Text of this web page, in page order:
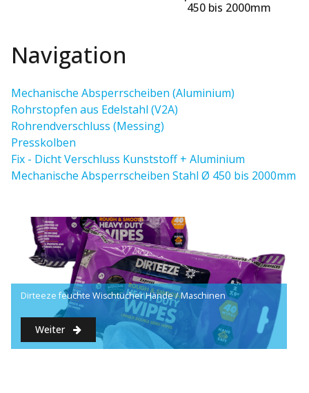
Navigation
Mechanische Absperrscheiben (Aluminium)
Rohrstopfen aus Edelstahl (V2A)
Rohrendverschluss (Messing)
Presskolben
Fix - Dicht Verschluss Kunststoff + Aluminium
Mechanische Absperrscheiben Stahl Ø 450 bis 2000mm
Dirteeze feuchte Wischtücher Hände / Maschinen
Weiter
Schachthaken - 70 / U - Form (verzinkt)
Weiter
Nilfisk ATTIX 751-61 Feuerwehrsauger
Prüf-Rohrdichtkissen mit Durchgang Aufstauen und dosiertes
Ableiten von Flüssigkeiten
Weiter
SNO-N-ICE Taumittel gegen Schnee und Glätte aus der
Schweiz.
Weiter
ISOTEMP®;-Hitzeschutzausrüstung 1230 Modell
Weiter
450 bis 2000mm